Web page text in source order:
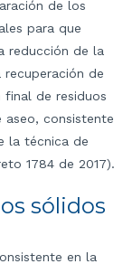
de los
para que
reducción de la
de
final de residuos
consistente
la técnica de
1784 de 2017).
sólidos
en la